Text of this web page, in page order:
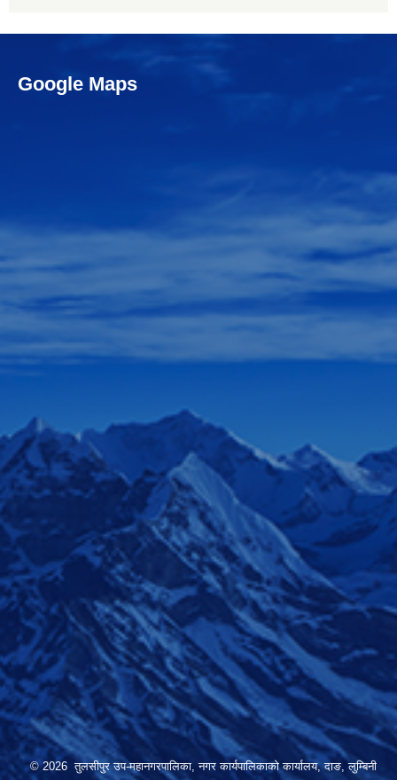
Google Maps
© 2026 तुलसीपुर उप-महानगरपालिका, नगर कार्यपालिकाको कार्यालय, दाङ, लुम्बिनी